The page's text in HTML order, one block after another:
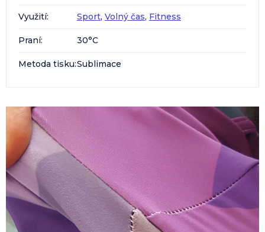
Využití: Sport, Volný čas, Fitness
Praní: 30°C
Metoda tisku:Sublimace